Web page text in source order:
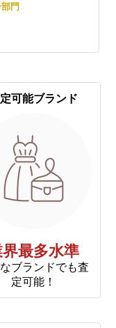
門
可能ブランド
最多水準
ブランドでも査
定可能！